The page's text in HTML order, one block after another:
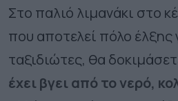
Στο παλιό λιμανάκι στο
που αποτελεί πόλο έλξης
ταξιδιώτες, θα
έχει βγει από το νερό,